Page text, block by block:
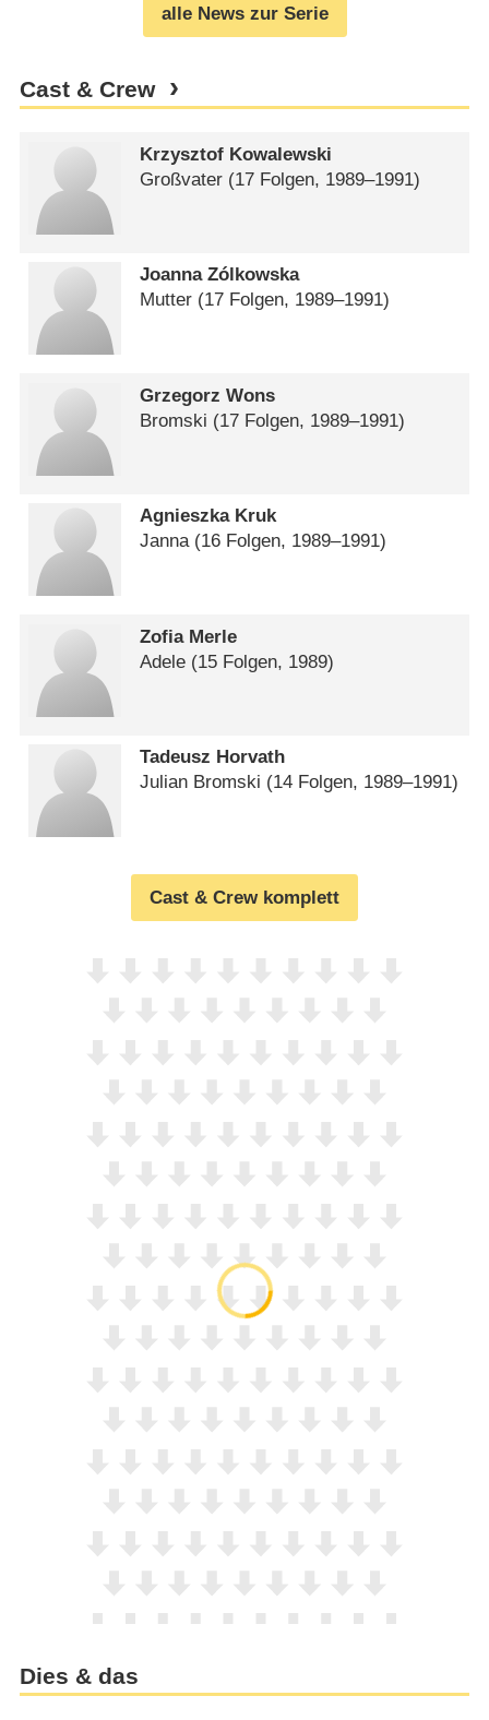
alle News zur Serie
Cast & Crew
Krzysztof Kowalewski
Großvater (17 Folgen, 1989⁠–⁠1991)
Joanna Zólkowska
Mutter (17 Folgen, 1989⁠–⁠1991)
Grzegorz Wons
Bromski (17 Folgen, 1989⁠–⁠1991)
Agnieszka Kruk
Janna(16 Folgen, 1989⁠–⁠1991)
Zofia Merle
Adele (15 Folgen, 1989)
Tadeusz Horvath
Julian Bromski (14 Folgen, 1989⁠–⁠1991)
Cast & Crew komplett
Dies & das